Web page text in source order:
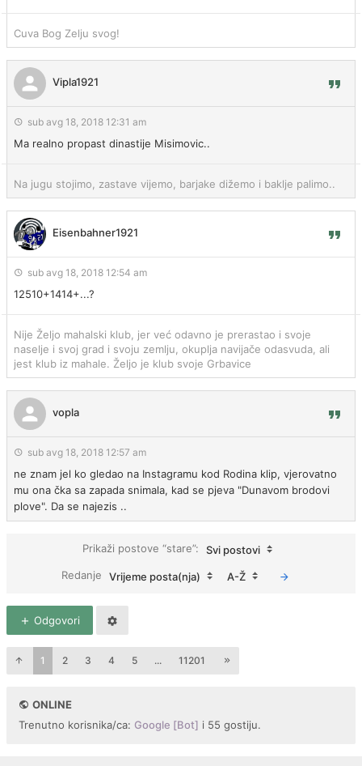
Cuva Bog Zelju svog!
Vipla1921
sub avg 18, 2018 12:31 am
Ma realno propast dinastije Misimovic..
Na jugu stojimo, zastave vijemo, barjake dižemo i baklje palimo..
Eisenbahner1921
sub avg 18, 2018 12:54 am
12510+1414+...?
Nije Željo mahalski klub, jer već odavno je prerastao i svoje
naselje i svoj grad i svoju zemlju, okuplja navijače odasvuda, ali
jest klub iz mahale. Željo je klub svoje Grbavice
vopla
sub avg 18, 2018 12:57 am
ne znam jel ko gledao na Instagramu kod Rodina klip, vjerovatno
mu ona čka sa zapada snimala, kad se pjeva "Dunavom brodovi
plove". Da se najezis ..
Prikaži postove “stare”:
Svi postovi
Redanje
Vrijeme posta(nja) A-Ž
Odgovori
1 2 3 4 5 ... 11201
ONLINE
Trenutno korisnika/ca: Google [Bot] i 55 gostiju.